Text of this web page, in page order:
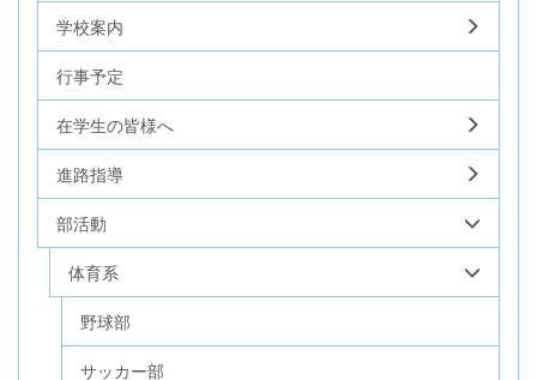
学校案内
行事予定
在学生の皆様へ
進路指導
部活動
体育系
野球部
サッカー部